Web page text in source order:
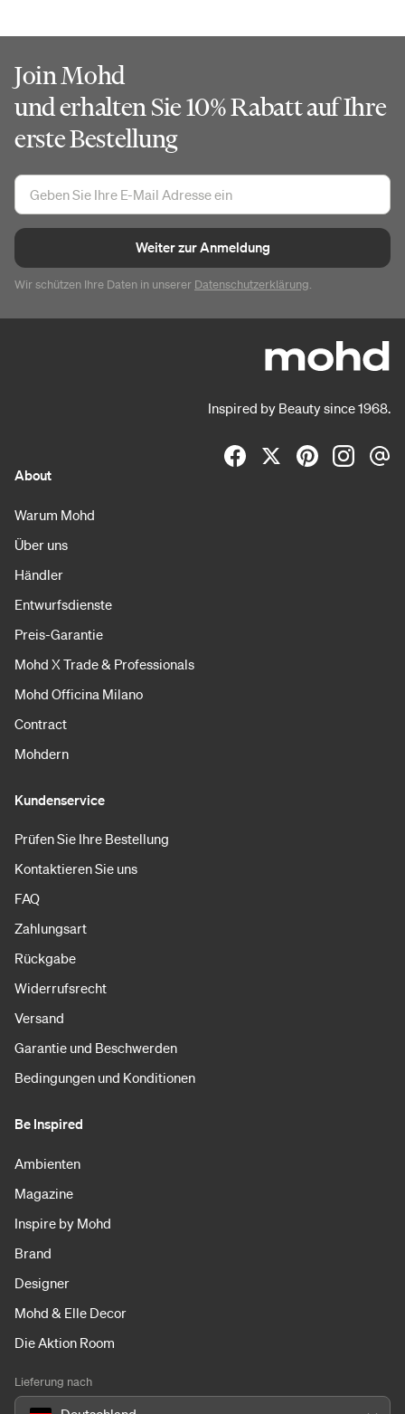
Join Mohd
und erhalten Sie 10% Rabatt auf Ihre
erste Bestellung
Weiter zur Anmeldung
Wir schützen Ihre Daten in unserer Datenschutzerklärung.
Inspired by Beauty since 1968.
About
Warum Mohd
Über uns
Händler
Entwurfsdienste
Preis-Garantie
Mohd X Trade & Professionals
Mohd Officina Milano
Contract
Mohdern
Kundenservice
Prüfen Sie Ihre Bestellung
Kontaktieren Sie uns
FAQ
Zahlungsart
Rückgabe
Widerrufsrecht
Versand
Garantie und Beschwerden
Bedingungen und Konditionen
Be Inspired
Ambienten
Magazine
Inspire by Mohd
Brand
Designer
Mohd & Elle Decor
Die Aktion Room
Lieferung nach